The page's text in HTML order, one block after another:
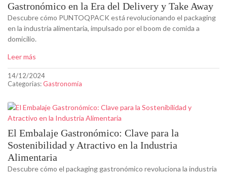
Gastronómico en la Era del Delivery y Take Away
Descubre cómo PUNTOQPACK está revolucionando el packaging
en la industria alimentaria, impulsado por el boom de comida a
domicilio.
Leer más
14/12/2024
Categorias:Gastronomía
El Embalaje Gastronómico: Clave para la
Sostenibilidad y Atractivo en la Industria
Alimentaria
Descubre cómo el packaging gastronómico revoluciona la industria